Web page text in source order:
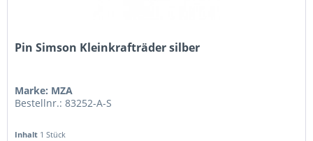
Pin Simson Kleinkrafträder silber
Marke: MZA
Bestellnr.: 83252-A-S
Inhalt 1 Stück